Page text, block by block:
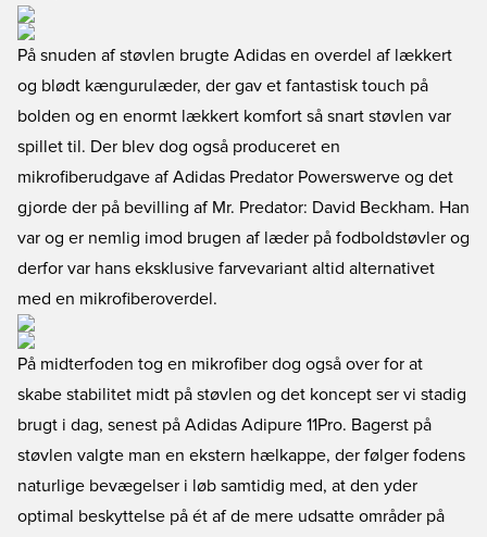
På snuden af støvlen brugte Adidas en overdel af lækkert
og blødt kængurulæder, der gav et fantastisk touch på
bolden og en enormt lækkert komfort så snart støvlen var
spillet til. Der blev dog også produceret en
mikrofiberudgave af Adidas Predator Powerswerve og det
gjorde der på bevilling af Mr. Predator: David Beckham. Han
var og er nemlig imod brugen af læder på fodboldstøvler og
derfor var hans eksklusive farvevariant altid alternativet
med en mikrofiberoverdel.
På midterfoden tog en mikrofiber dog også over for at
skabe stabilitet midt på støvlen og det koncept ser vi stadig
brugt i dag, senest på Adidas Adipure 11Pro. Bagerst på
støvlen valgte man en ekstern hælkappe, der følger fodens
naturlige bevægelser i løb samtidig med, at den yder
optimal beskyttelse på ét af de mere udsatte områder på